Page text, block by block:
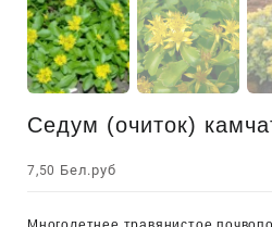
Седум (очиток)
7,50 Бел.руб